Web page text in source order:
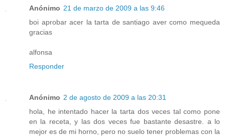
Anónimo 21 de marzo de 2009 a las 9:46
boi aprobar acer la tarta de santiago aver como mequeda
gracias
alfonsa
Responder
Anónimo 2 de agosto de 2009 a las 20:31
hola, he intentado hacer la tarta dos veces tal como pone
en la receta, y las dos veces fue bastante desastre. a lo
mejor es de mi horno, pero no suelo tener problemas con la